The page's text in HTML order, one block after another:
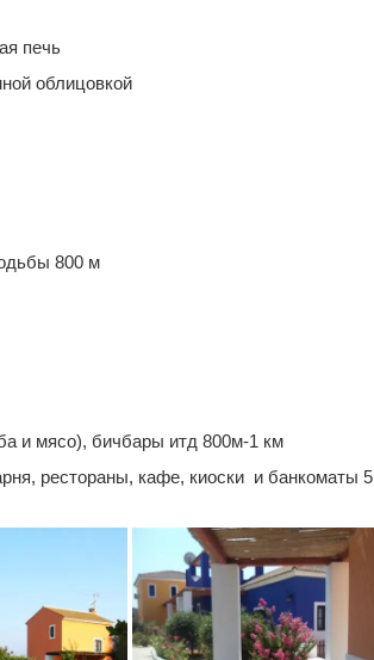
печь
облицовкой
800 м
и мясо), бичбары итд 800м-1 км
рестораны, кафе, киоски и банкоматы 5